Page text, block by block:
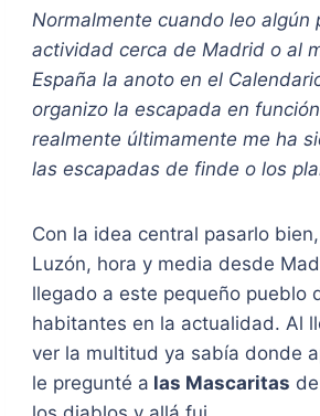
Normalmente cuando leo algún
actividad cerca de Madrid o al
España la anoto en el
organizo la escapada en
realmente últimamente me ha
las escapadas de finde o los
Con la idea central pasarlo
Luzón, hora y media desde
llegado a este pequeño pueblo
habitantes en la actualidad. Al
ver la multitud ya sabía donde
le pregunté a las Mascaritas